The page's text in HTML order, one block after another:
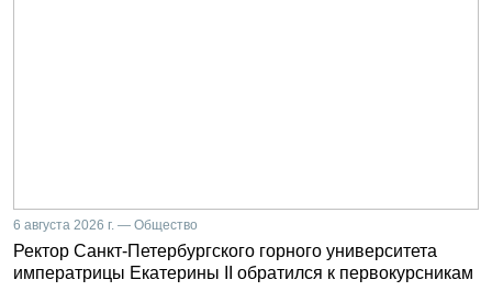
6 августа 2026 г. — Общество
Ректор Санкт-Петербургского горного университета
императрицы Екатерины II обратился к первокурсникам